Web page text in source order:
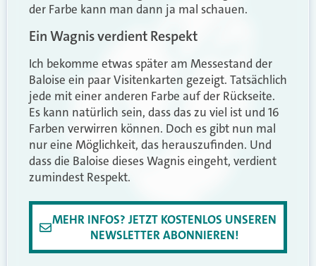
der Farbe kann man dann ja mal schauen.
Ein Wagnis verdient Respekt
Ich bekomme etwas später am Messestand der
Baloise ein paar Visitenkarten gezeigt. Tatsächlich
jede mit einer anderen Farbe auf der Rückseite.
Es kann natürlich sein, dass das zu viel ist und 16
Farben verwirren können. Doch es gibt nun mal
nur eine Möglichkeit, das herauszufinden. Und
dass die Baloise dieses Wagnis eingeht, verdient
zumindest Respekt.
MEHR INFOS? JETZT KOSTENLOS UNSEREN
NEWSLETTER ABONNIEREN!